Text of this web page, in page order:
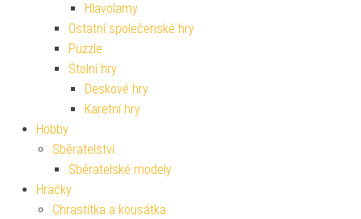
Hlavolamy
Ostatní společenské hry
Puzzle
Stolní hry
Deskové hry
Karetní hry
Hobby
Sběratelství
Sběratelské modely
Hračky
Chrastítka a kousátka